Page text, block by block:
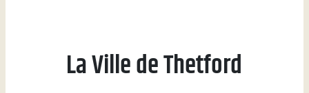
La Ville de Thetford